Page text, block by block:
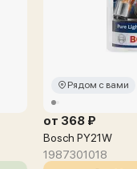
Рядом с вами
от 368 ₽
Bosch PY21W
1987301018